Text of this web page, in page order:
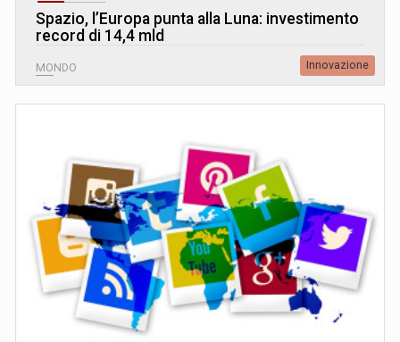
Spazio, l’Europa punta alla Luna: investimento
record di 14,4 mld
MONDO Innovazione